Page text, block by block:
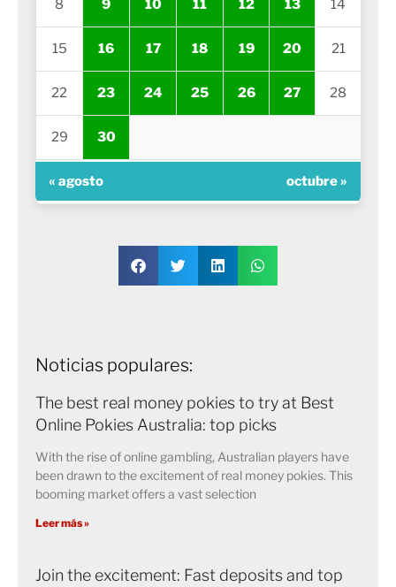
8 9 10 11 12 13 14
15 16 17 18 19 20 21
22 23 24 25 26 27 28
29 30
« agosto octubre »
Noticias populares:
The best real money pokies to try at Best
Online Pokies Australia: top picks
With the rise of online gambling, Australian players have
been drawn to the excitement of real money pokies. This
booming market offers a vast selection
Leer más »
Join the excitement: Fast deposits and top